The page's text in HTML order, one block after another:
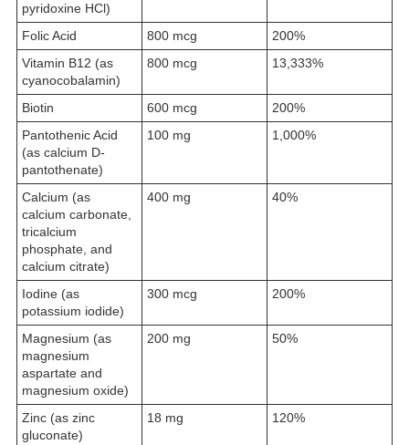
pyridoxine HCl)
Folic Acid 800 mcg
200%
Vitamin B12 (as
cyanocobalamin)
800 mcg 13,333%
Biotin 600 mcg
200%
Pantothenic Acid
(as calcium D-
pantothenate)
100 mg 1,000%
Calcium (as
calcium carbonate,
tricalcium
phosphate, and
calcium citrate)
400 mg 40%
Iodine (as
potassium iodide)
300 mcg 200%
Magnesium (as
magnesium
aspartate and
magnesium oxide)
200 mg 50%
Zinc (as zinc
gluconate)
18 mg 120%